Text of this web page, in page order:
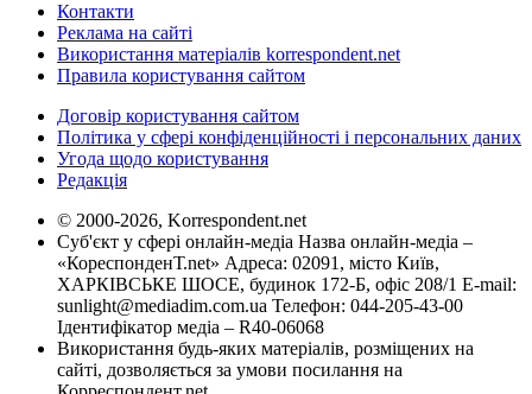
Контакти
Реклама на сайті
Використання матеріалів korrespondent.net
Правила користування сайтом
Договір користування сайтом
Політика у сфері конфіденційності і персональних даних
Угода щодо користування
Редакція
© 2000-2026, Korrespondent.net
Суб'єкт у сфері онлайн-медіа Назва онлайн-медіа –
«КореспонденТ.net» Адреса: 02091, місто Київ,
ХАРКІВСЬКЕ ШОСЕ, будинок 172-Б, офіс 208/1 E-mail:
sunlight@mediadim.com.ua Телефон: 044-205-43-00
Ідентифікатор медіа – R40-06068
Використання будь-яких матеріалів, розміщених на
сайті, дозволяється за умови посилання на